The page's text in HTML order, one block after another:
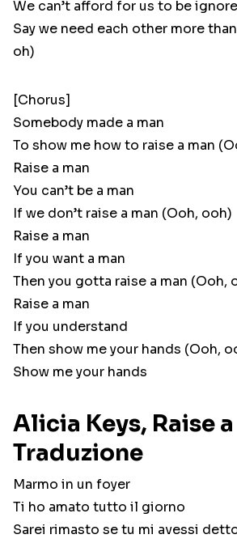
We can’t afford for us to be
Say we need each other more
oh)
[Chorus]
Somebody made a man
To show me how to raise a man
Raise a man
You can’t be a man
If we don’t raise a man (Ooh, ooh)
Raise a man
If you want a man
Then you gotta raise a man (Ooh,
Raise a man
If you understand
Then show me your hands (Ooh,
Show me your hands
Alicia Keys, Raise
Traduzione
Marmo in un foyer
Ti ho amato tutto il giorno
Sarei rimasto se tu mi avessi